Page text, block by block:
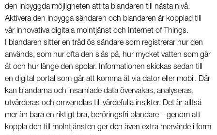
den inbyggda möjligheten att ta blandaren till nästa nivå.
Aktivera den inbygga sändaren och blandaren är kopplad till
vår innovativa digitala molntjänst och Internet of Things.
I blandaren sitter en trådlös sändare som registrerar hur den
används, som hur ofta den slås på, hur mycket vatten som går
åt och hur länge den spolar. Informationen skickas sedan till
en digital portal som går att komma åt via dator eller mobil. Där
kan blandarna och insamlade data övervakas, analyseras,
utvärderas och omvandlas till värdefulla insikter. Det är alltså
mer än bara en riktigt bra, beröringsfri blandare – genom att
koppla den till molntjänsten ger den även extra mervärde i form